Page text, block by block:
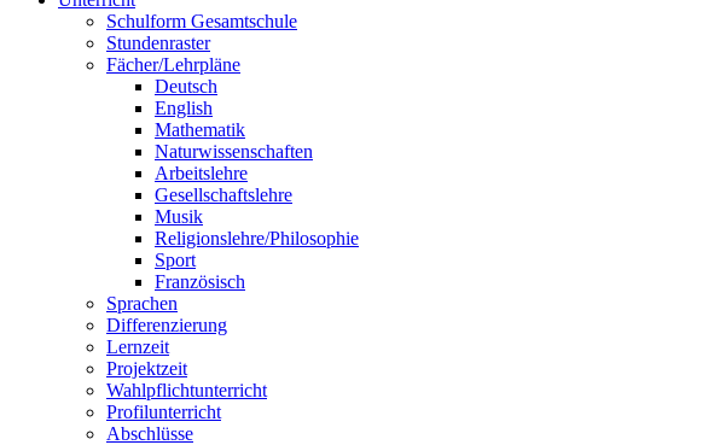
Schulform Gesamtschule
Stundenraster
Fächer/Lehrpläne
Deutsch
English
Mathematik
Naturwissenschaften
Arbeitslehre
Gesellschaftslehre
Musik
Religionslehre/Philosophie
Sport
Französisch
Sprachen
Differenzierung
Lernzeit
Projektzeit
Wahlpflichtunterricht
Profilunterricht
Abschlüsse